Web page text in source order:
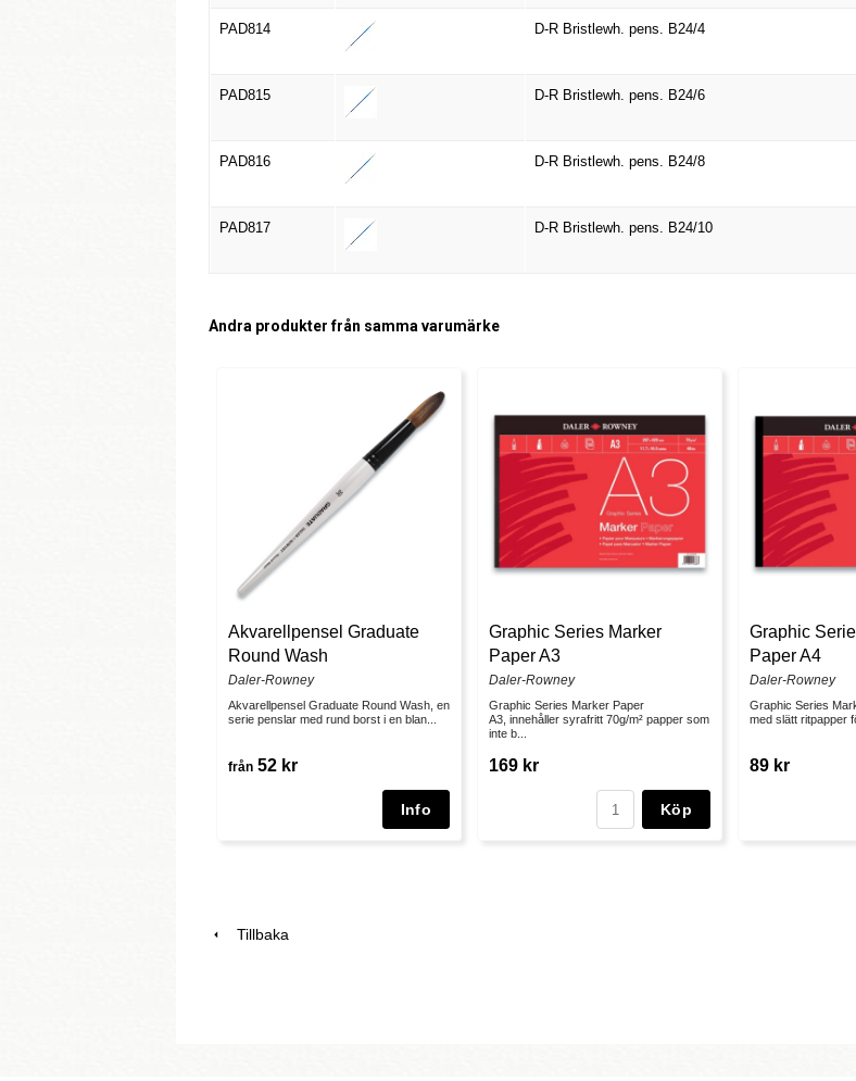
PAD814 D-R Bristlewh. pens. B24/4
PAD815 D-R Bristlewh. pens. B24/6
PAD816 D-R Bristlewh. pens. B24/8
PAD817 D-R Bristlewh. pens. B24/10
Andra produkter från samma varumärke
Akvarellpensel Graduate
Round Wash
Daler-Rowney
Akvarellpensel Graduate Round Wash, en
serie penslar med rund borst i en blan...
från 52 kr
Graphic Series Marker
Paper A3
Daler-Rowney
Graphic Series Marker Paper
A3, innehåller syrafritt 70g/m² papper som
inte b...
169 kr
Köp
Graphic
Paper A4
Daler-Rowney
Graphic Series
med slätt ritpapper
89 kr
Tillbaka